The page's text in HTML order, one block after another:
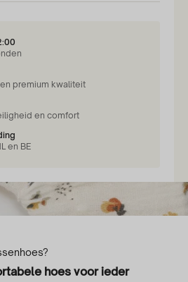
premium kwaliteit
en comfort
en BE
hoes voor ieder